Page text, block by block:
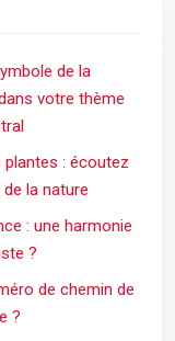
de la
votre thème
plantes : écoutez
la nature
: une harmonie
?
de chemin de
?